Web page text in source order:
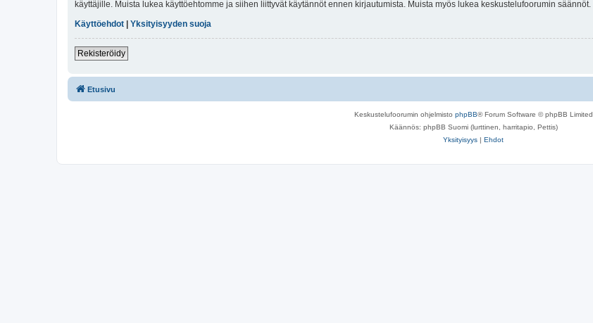
käyttäjille. Muista lukea käyttöehtomme ja siihen liittyvät käytännöt ennen kirjautumista. Muista myös lukea keskustelufoorumin säännöt.
Käyttöehdot
Yksityisyyden suoja
Rekisteröidy
Etusivu
Keskustelufoorumin ohjelmisto phpBB® Forum Software © phpBB Limited
Käännös: phpBB Suomi (lurttinen, harritapio, Pettis)
Yksityisyys | Ehdot